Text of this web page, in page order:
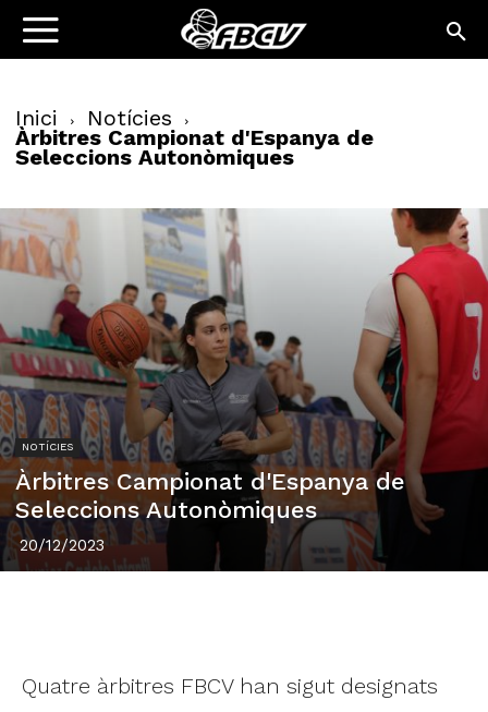
Inici Notícies
Àrbitres Campionat d'Espanya de
Seleccions Autonòmiques
NOTÍCIES
Àrbitres Campionat d'Espanya de
Seleccions Autonòmiques
20/12/2023
Quatre àrbitres FBCV han sigut designats